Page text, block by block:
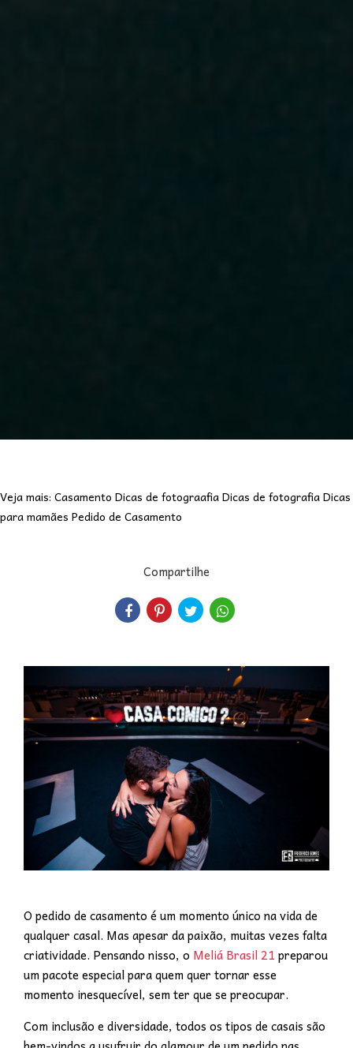
Veja mais: Casamento Dicas de fotograafiaDicas de fotografiaDicas
para mamães Pedido de Casamento
Compartilhe
O pedido de casamento é um momento único na vida de
qualquer casal. Mas apesar da paixão, muitas vezes falta
criatividade. Pensando nisso, o Meliá Brasil 21 preparou
um pacote especial para quem quer tornar esse
momento inesquecível, sem ter que se preocupar.
Com inclusão e diversidade, todos os tipos de casais são